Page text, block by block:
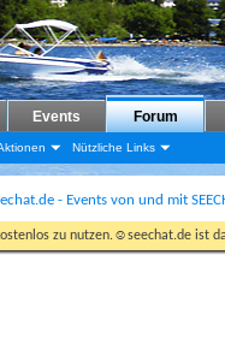
Events Forum
Nützliche Links
- Events von und mit
zu nutzen.☺seechat.de ist